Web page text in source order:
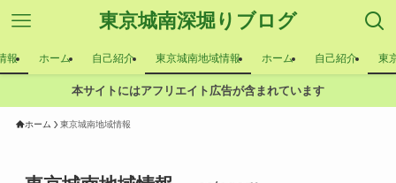
東京城南深堀りブログ
報 ホーム 自己紹介 東京城南地域情報 ホーム 自己紹介 東
本サイトにはアフリエイト広告が含まれています
ホーム 東京城南地域情報